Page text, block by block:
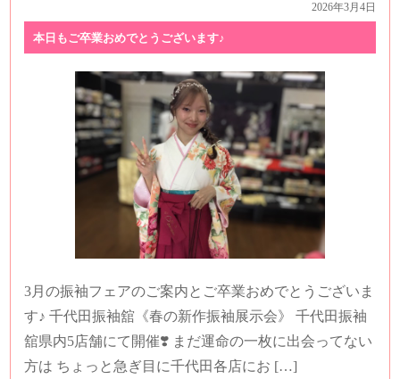
2026年3月4日
本日もご卒業おめでとうございます♪
3月の振袖フェアのご案内とご卒業おめでとうございま
す♪ 千代田振袖舘《春の新作振袖展示会》 千代田振袖
舘県内5店舗にて開催❣️ まだ運命の一枚に出会ってない
方は ちょっと急ぎ目に千代田各店にお […]